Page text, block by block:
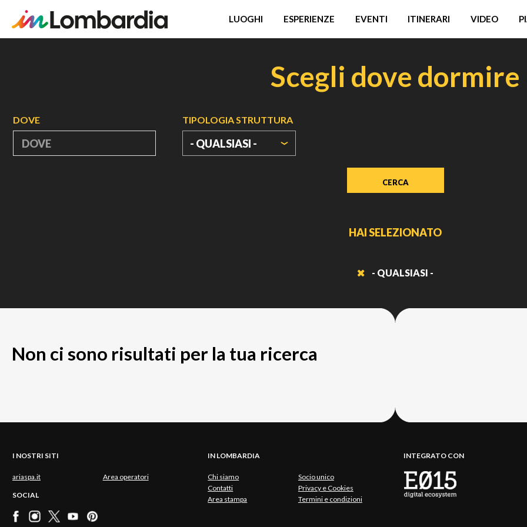
LUOGHI ESPERIENZE EVENTI ITINERARI VIDEO
Scegli dove dormire
DOVE TIPOLOGIA STRUTTURA
- QUALSIASI -
HAI SELEZIONATO
- QUALSIASI -
Non ci sono risultati per la tua ricerca
I NOSTRI SITI
ariaspa.it Area operatori
SOCIAL
IN LOMBARDIA
Chi siamo
Socio unico
Contatti
Privacy e Cookies
Area stampa
Termini e condizioni
INTEGRATO CON